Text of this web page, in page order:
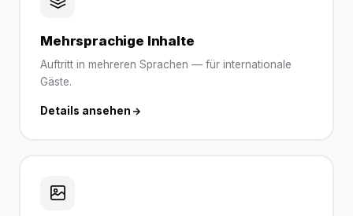
Mehrsprachige Inhalte
Auftritt in mehreren Sprachen — für internationale
Gäste.
Details ansehen